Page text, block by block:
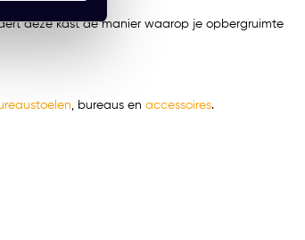
deze kast de manier waarop je opbergruimte
bureaus en accessoires.